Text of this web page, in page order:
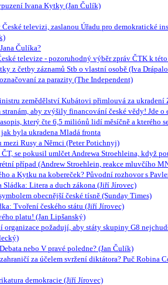
Ivana Kytky (Jan Čulík)
televizi, zaslanou Úřadu pro demokratické
Čulíka?
televize - pozoruhodný výběr zpráv ČTK k
z četby záznamů Stb o vlastní osobě (Iva
za parazity (The Independent)
zemědělství Kubátovi přimlouvá za ukradení
aby zvýšily financování české vědy! Jde o
který čte 6,5 miliónů lidí měsíčně a kterého
byla ukradena Mladá fronta
Rusy a Němci (Peter Potichnyj)
se pokusil umlčet Andrewa Stroehleina, když
případ (Andrew Stroehlein, reakce mluvčího
a Kytku na kobereček? Původní rozhovor s
Litera a duch zákona (Jiří Jírovec)
obecnější české tísně (Sunday Times)
Tvoření českého státu (Jiří Jírovec)
platu! (Jan Lipšanský)
požadují, aby státy skupiny G8
nebo V pravé poledne? (Jan Čulík)
za účelem svržení diktátora? Puč Robina
demokracie (Jiří Jírovec)